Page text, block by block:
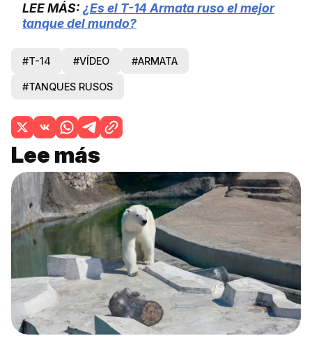
LEE MÁS: ¿Es el T-14 Armata ruso el mejor
tanque del mundo?
#T-14 #VÍDEO #ARMATA
#TANQUES RUSOS
Lee más